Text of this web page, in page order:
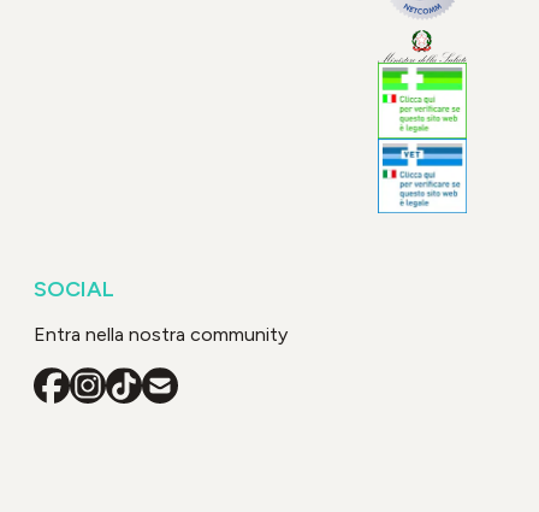
SOCIAL
Entra nella nostra community